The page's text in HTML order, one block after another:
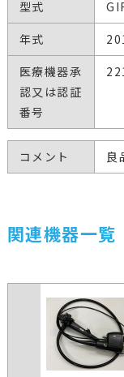
型式
年式
医療機器承
認又は認証
番号
コメント 良
関連機器一覧